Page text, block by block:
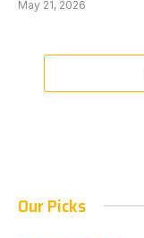
May 21, 2026
Our Picks